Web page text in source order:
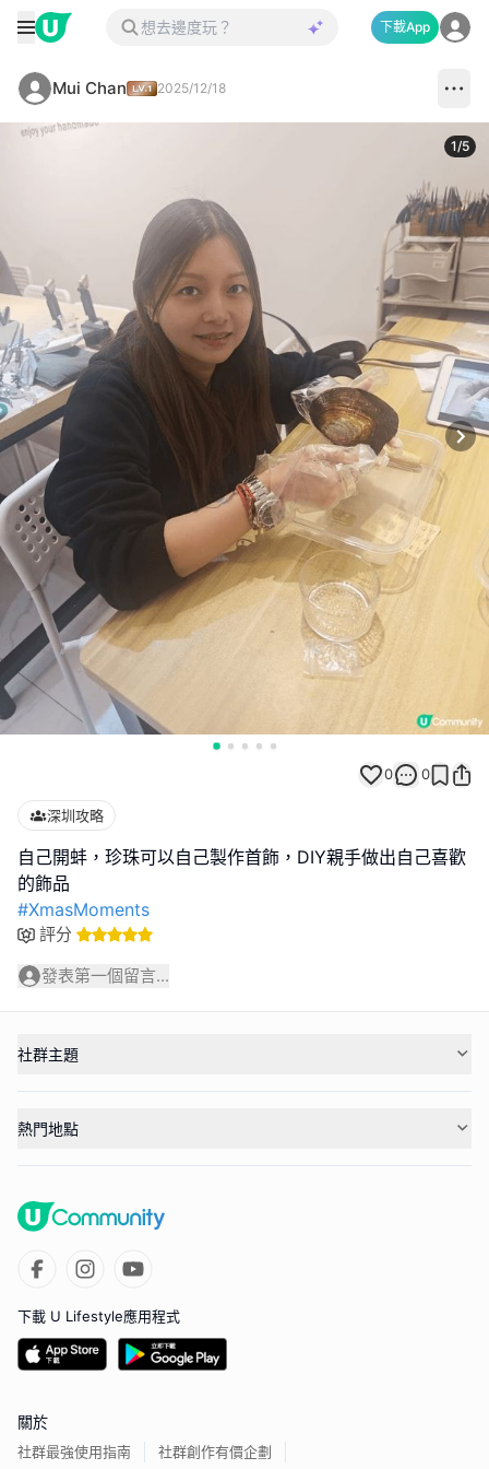
下載App
Mui Chan 2025/12/18
1/5
0 0
深圳攻略
自己開蚌，珍珠可以自己製作首飾，DIY親手做出自己喜歡
#XmasMoments
評分
發表第一個留言...
社群主題
熱門地點
下載 U Lifestyle應用程式
關於
社群最強使用指南 社群創作有價企劃